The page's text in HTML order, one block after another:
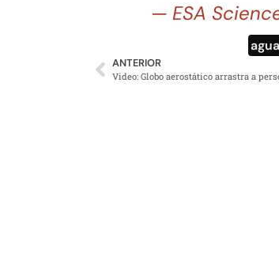
— ESA
agua
ANTERIOR